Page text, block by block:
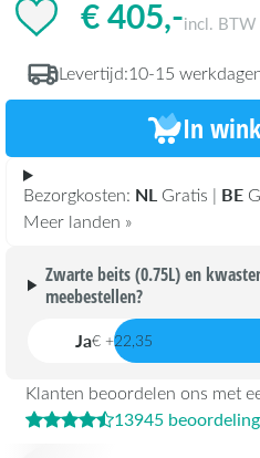
€ 405,-incl. BTW
Levertijd:10-15
In
Bezorgkosten: NL Gratis | BE
Meer landen »
Klanten beoordelen ons met
13945
Zwarte beits (0.75L) en
meebestellen?
Ja€ +22,35